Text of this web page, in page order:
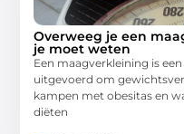
Overweeg je een
je moet weten
Een maagverkleining is
uitgevoerd om
kampen met obesitas en
diëten